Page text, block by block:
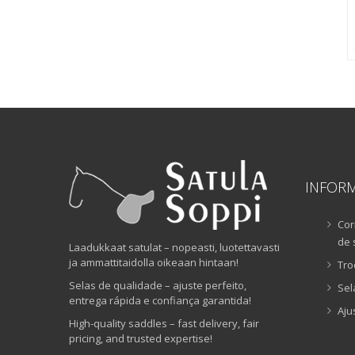
Laadukkaat satulat – nopeasti, luotettavasti
ja ammattitaidolla oikeaan hintaan!
Selas de qualidade – ajuste perfeito,
entrega rápida e confiança garantida!
High-quality saddles – fast delivery, fair
pricing, and trusted expertise!
de